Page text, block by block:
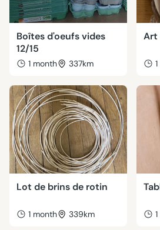
Boîtes d'oeufs vides
12/15
1 month 337km
Art
Lot de brins de rotin
1 month 339km